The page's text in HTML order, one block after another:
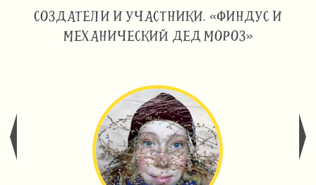
СОЗДАТЕЛИ И УЧАСТНИКИ. «ФИНДУС И
МЕХАНИЧЕСКИЙ ДЕД МОРОЗ»